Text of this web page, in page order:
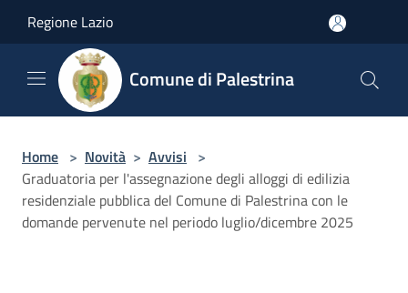
Regione Lazio
Comune di Palestrina
Home > Novità > Avvisi >
Graduatoria per l'assegnazione degli alloggi di edilizia
residenziale pubblica del Comune di Palestrina con le
domande pervenute nel periodo luglio/dicembre 2025